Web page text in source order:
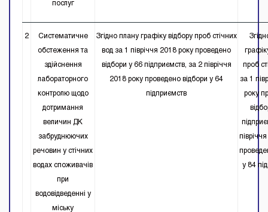
послуг
2 Систематичне
обстеження та
здійснення
лабораторного
контролю щодо
дотримання
величин ДК
забруднюючих
речовин у стічних
водах споживачів
при
водовідведенні у
міську
Згідно плану графіку відбору проб стічних
вод за 1 півріччя 2018 року проведено
відбори у 66 підприємств, за 2 півріччя
2018 року проведено відбори у 64
підприємств
проб
за 1
року
у 84